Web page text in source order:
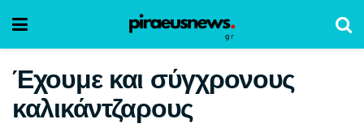
Έχουμε και σύγχρονους
καλικάντζαρους